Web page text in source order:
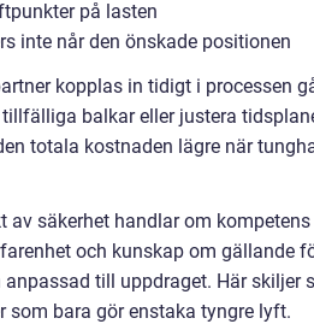
på lasten
inte når den önskade positionen
kopplas in tidigt i processen
balkar eller justera
totala kostnaden lägre när
av säkerhet handlar om
och kunskap om gällande
anpassad till uppdraget. Här
som bara gör enstaka tyngre lyft.